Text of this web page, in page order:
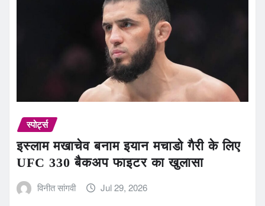
स्पोर्ट्स
इस्लाम मखाचेव बनाम इयान मचाडो गैरी के लिए
UFC 330 बैकअप फाइटर का खुलासा
विनीत सांगवी Jul 29, 2026